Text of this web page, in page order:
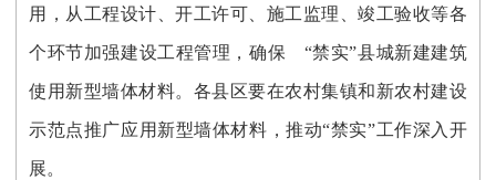
用，从工程设计、开工许可、施工监理、竣工验收等各
个环节加强建设工程管理，确保 “禁实”县城新建建筑
使用新型墙体材料。各县区要在农村集镇和新农村建设
示范点推广应用新型墙体材料，推动“禁实”工作深入开
展。